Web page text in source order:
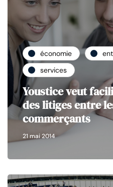
économie
services
Youstice veut
des litiges entre
commerçants
21 mai 2014